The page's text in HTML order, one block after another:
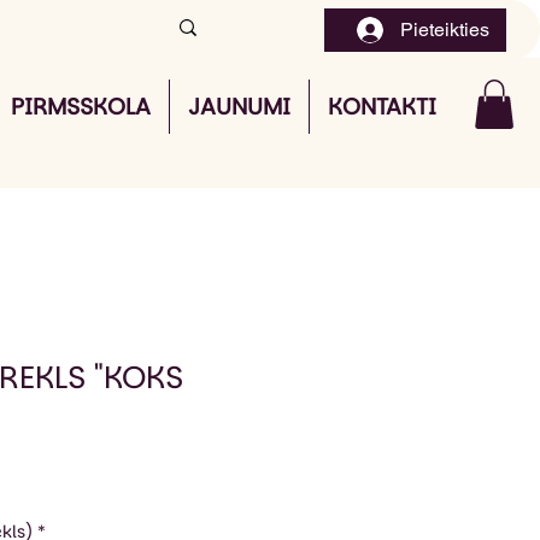
PIRMSSKOLA JAUNUMI KONTAKTI
Pieteikties
"KOKS
*